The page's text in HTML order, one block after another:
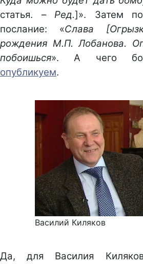
статья. –Ред.]». Затем
послание: «Слава
рождения М.П. Лобанова.
побоишься». А чего
опубликуем.
Василий Киляков
Да, для Василия